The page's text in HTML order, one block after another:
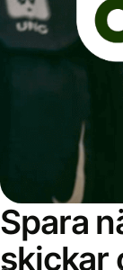
Spara
skickar